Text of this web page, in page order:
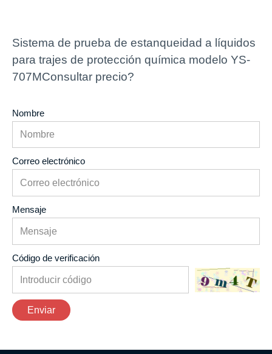
Sistema de prueba de estanqueidad a líquidos
para trajes de protección química modelo YS-
707MConsultar precio?
Nombre
Correo electrónico
Mensaje
Código de verificación
Enviar